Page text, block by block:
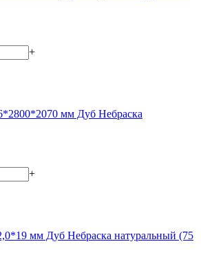
+
мм Дуб Небраска
+
мм Дуб Небраска натуральный (75